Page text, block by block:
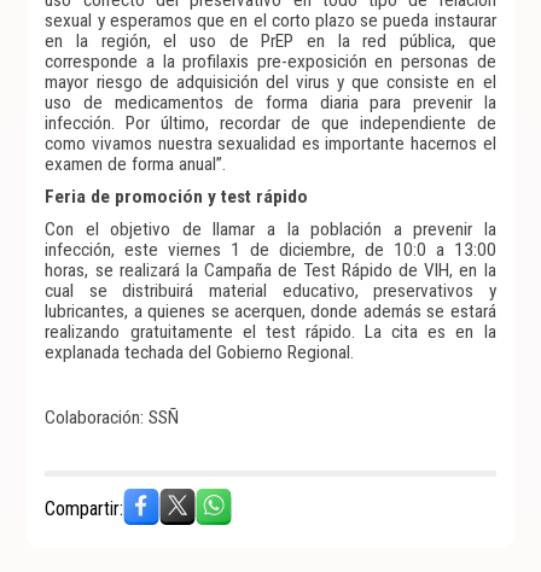
sexual y esperamos que en el corto plazo se pueda instaurar
en la región, el uso de PrEP en la red pública, que
corresponde a la profilaxis pre-exposición en personas de
mayor riesgo de adquisición del virus y que consiste en el
uso de medicamentos de forma diaria para prevenir la
infección. Por último, recordar de que independiente de
como vivamos nuestra sexualidad es importante hacernos el
examen de forma anual”.
Feria de promoción y test rápido
Con el objetivo de llamar a la población a prevenir la
infección, este viernes 1 de diciembre, de 10:0 a 13:00
horas, se realizará la Campaña de Test Rápido de VIH, en la
cual se distribuirá material educativo, preservativos y
lubricantes, a quienes se acerquen, donde además se estará
realizando gratuitamente el test rápido. La cita es en la
explanada techada del Gobierno Regional.
Colaboración: SSÑ
Compartir: